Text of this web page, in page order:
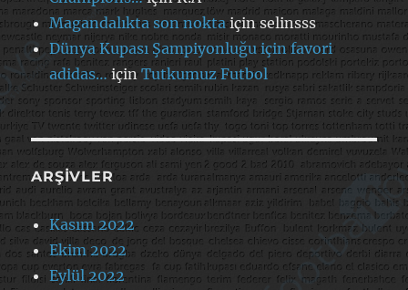
Magandalıkta son noktaiçinselinsss
Dünya Kupası Şampiyonluğu için favori
adidas… içinTutkumuz Futbol
ARŞIVLER
Kasım 2022
Ekim 2022
Eylül 2022